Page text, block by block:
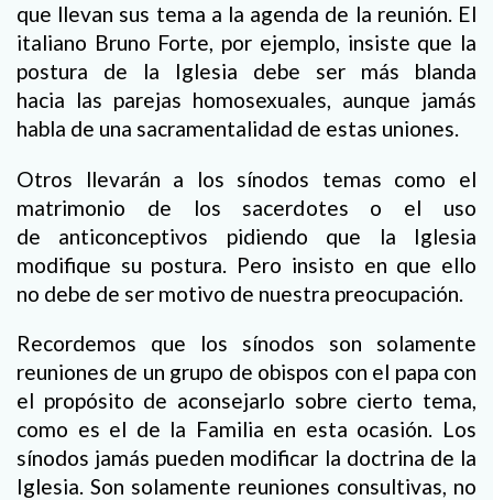
que llevan sus tema a la agenda de la reunión. El
italiano Bruno Forte, por ejemplo, insiste que la
postura de la Iglesia debe ser más blanda
hacia las parejas homosexuales, aunque jamás
habla de una sacramentalidad de estas uniones.
Otros llevarán a los sínodos temas como el
matrimonio de los sacerdotes o el uso
de anticonceptivos pidiendo que la Iglesia
modifique su postura. Pero insisto en que ello
no debe de ser motivo de nuestra preocupación.
Recordemos que los sínodos son solamente
reuniones de un grupo de obispos con el papa con
el propósito de aconsejarlo sobre cierto tema,
como es el de la Familia en esta ocasión. Los
sínodos jamás pueden modificar la doctrina de la
Iglesia. Son solamente reuniones consultivas, no